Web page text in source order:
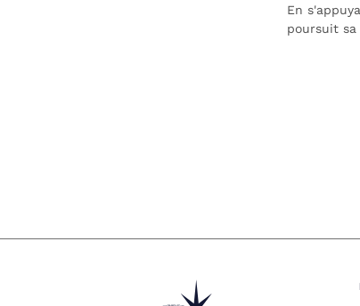
En
poursuit